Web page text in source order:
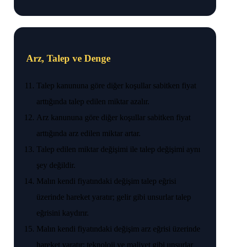
Arz, Talep ve Denge
Talep kanununa göre diğer koşullar sabitken fiyat
arttığında talep edilen miktar azalır.
Arz kanununa göre diğer koşullar sabitken fiyat
arttığında arz edilen miktar artar.
Talep edilen miktar değişimi ile talep değişimi aynı
şey değildir.
Malın kendi fiyatındaki değişim talep eğrisi
üzerinde hareket yaratır; gelir gibi unsurlar talep
eğrisini kaydırır.
Malın kendi fiyatındaki değişim arz eğrisi üzerinde
hareket yaratır; teknoloji ve maliyet gibi unsurlar